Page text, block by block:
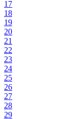
17
18
19
20
21
22
23
24
25
26
27
28
29